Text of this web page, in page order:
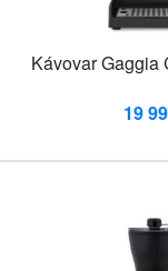
Kávovar Gaggia
19